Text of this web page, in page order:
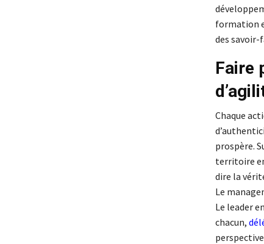
formation
des savoir-
Faire
Chaque
prospère.
territoire
dire la
Le
Le leader
chacun,